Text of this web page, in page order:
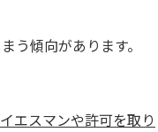
う傾向があります。
イエスマンや許可を取り